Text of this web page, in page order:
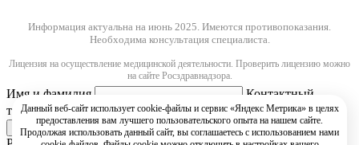
Информация актуальна на июнь 2025. Имеются противопоказания.
Необходима консультация специалиста.
Лицензия на осуществление медицинской деятельности. Проверить лицензию можно
на сайте Росздравнадзора.
Имя и фамилия
Контактный
телефон
Данный веб-сайт использует cookie-файлы и сервис «Яндекс Метрика» в целях
предоставления вам лучшего пользовательского опыта на нашем сайте.
Продолжая использовать данный сайт, вы соглашаетесь с использованием нами